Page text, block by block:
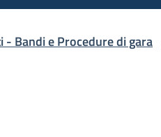
- Bandi e Procedure di gara